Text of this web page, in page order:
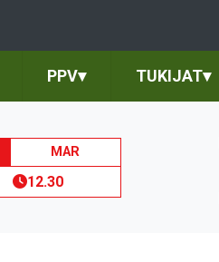
PPV▾ TUKIJAT▾
MAR
12.30